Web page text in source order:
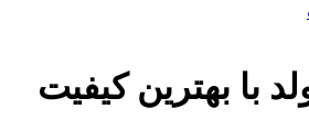
با بهترین کیفیت